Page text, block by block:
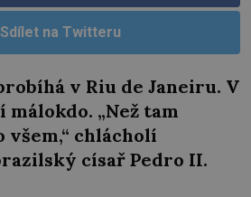
Sdílet na Twitteru
v Riu de Janeiru. V
„Než tam
všem,“ chlácholí
císař Pedro II.